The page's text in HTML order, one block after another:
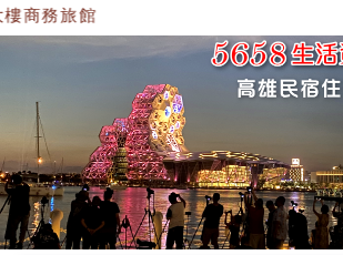
商務旅館